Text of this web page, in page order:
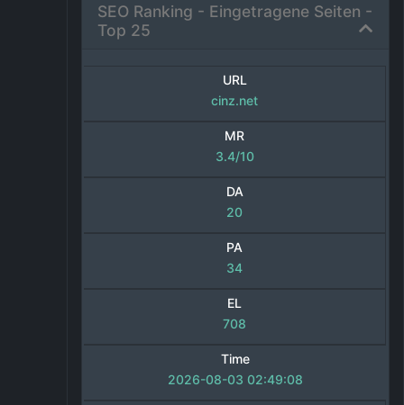
SEO Ranking - Eingetragene Seiten -
Top 25
URL
cinz.net
MR
3.4/10
DA
20
PA
34
EL
708
Time
2026-08-03 02:49:08